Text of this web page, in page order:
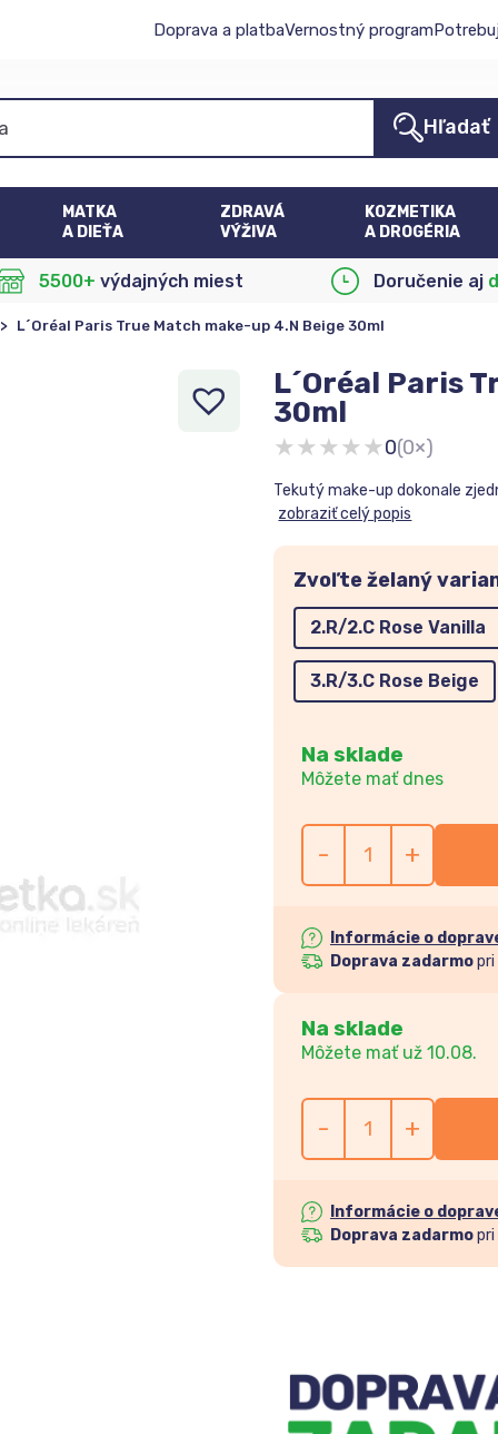
Doprava a platbaVernostný program
Hľadať
MATKA
A DIEŤA
ZDRAVÁ
VÝŽIVA
KOZMETIKA
A DROGÉRIA
5500+ výdajných miest Doručenie aj
> L´Oréal Paris True Match make-up 4.N Beige 30ml
L´Oréal Paris
30ml
★★★★★0(0×)
Tekutý make-up dokonale
zobraziť celý popis
Zvoľte želaný
2.R/2.C Rose Vanilla
3.R/3.C Rose Beige
Na sklade
Môžete mať dnes
- +
Informácie o
Doprava zadarmopri
Na sklade
Môžete mať už 10.08.
- +
Informácie o
Doprava zadarmopri